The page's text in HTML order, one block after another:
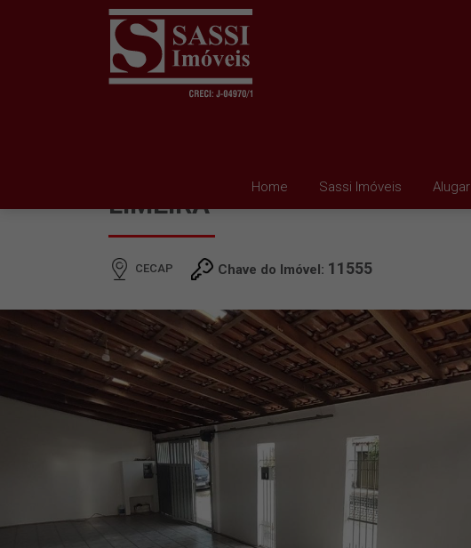
Home Sassi Imóveis Alugar
LIMEIRA
CECAP Chave do Imóvel: 11555